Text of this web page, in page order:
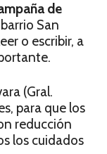
de
San
o escribir, a
(Gral.
para que los
reducción
los cuidados